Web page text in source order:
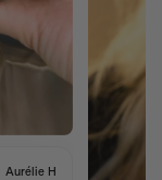
Aurélie H